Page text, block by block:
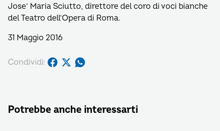
Jose’ Maria Sciutto, direttore del coro di voci bianche
del Teatro dell’Opera di Roma.
31 Maggio 2016
Condividi:
Potrebbe anche interessarti